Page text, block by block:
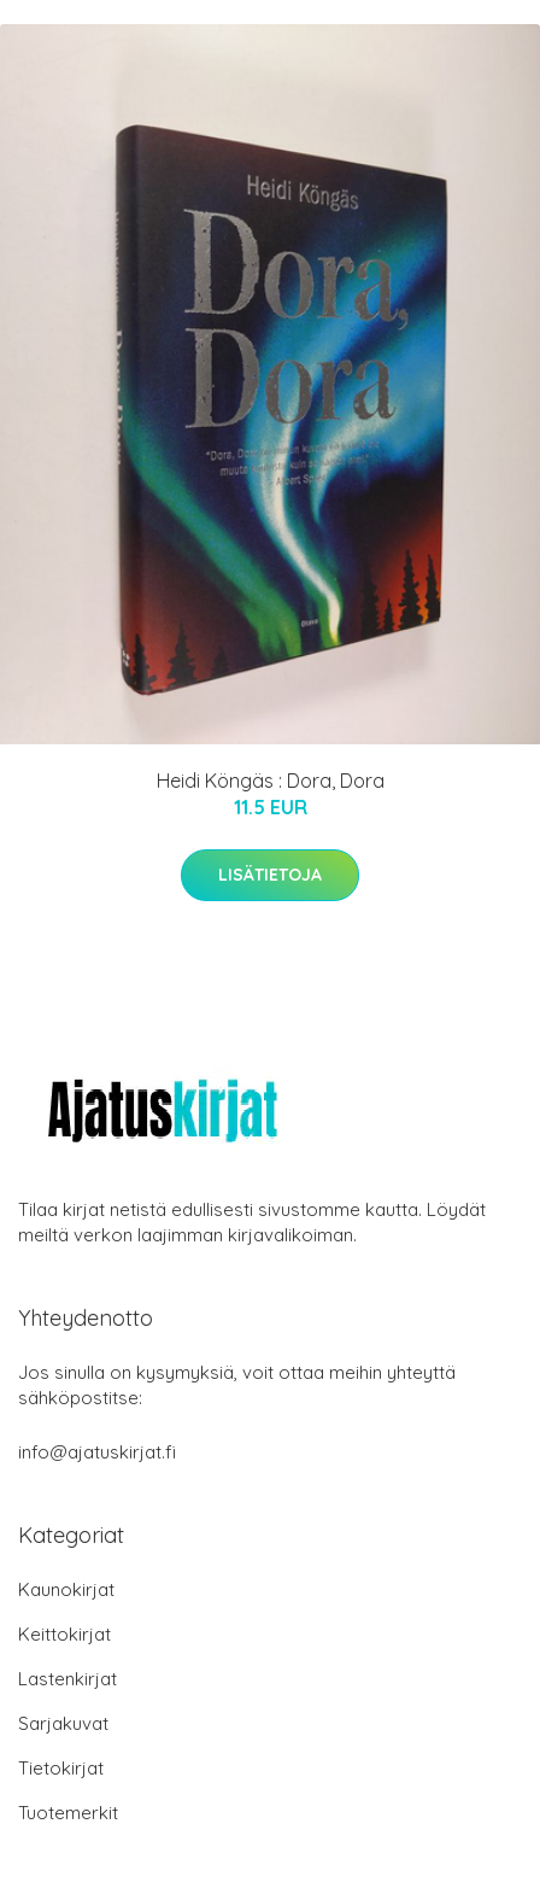
Heidi Köngäs : Dora, Dora
11.5 EUR
LISÄTIETOJA
Tilaa kirjat netistä edullisesti sivustomme kautta. Löydät
meiltä verkon laajimman kirjavalikoiman.
Yhteydenotto
Jos sinulla on kysymyksiä, voit ottaa meihin yhteyttä
sähköpostitse:
info@ajatuskirjat.fi
Kategoriat
Kaunokirjat
Keittokirjat
Lastenkirjat
Sarjakuvat
Tietokirjat
Tuotemerkit